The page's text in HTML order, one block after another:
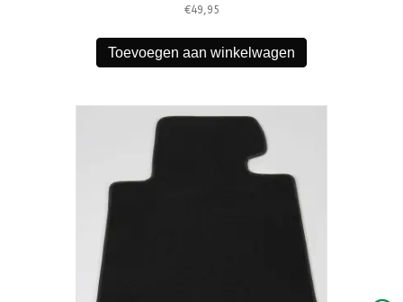
€49,95
Toevoegen aan winkelwagen